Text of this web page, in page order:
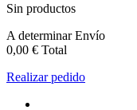
Sin productos
A determinarEnvío
0,00 € Total
Realizar pedido